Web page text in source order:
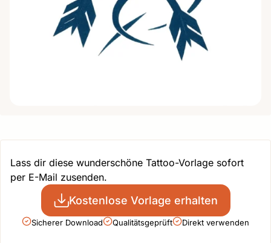
Lass dir diese wunderschöne Tattoo-Vorlage sofort
per E-Mail zusenden.
Kostenlose Vorlage erhalten
Sicherer Download Qualitätsgeprüft Direkt verwenden